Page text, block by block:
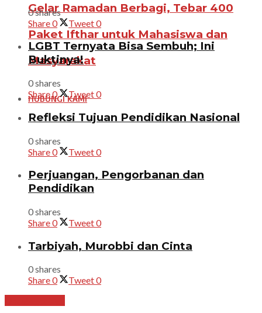
Gelar Ramadan Berbagi, Tebar 400
Paket Ifthar untuk Mahasiswa dan
Masyarakat
HUBUNGI KAMI
0 shares
Share0 Tweet0
LGBT Ternyata Bisa Sembuh; Ini
Buktinya!
0 shares
Share0 Tweet0
Refleksi Tujuan Pendidikan Nasional
0 shares
Share0 Tweet0
Perjuangan, Pengorbanan dan
Pendidikan
0 shares
Share0 Tweet0
Tarbiyah, Murobbi dan Cinta
0 shares
Share0 Tweet0